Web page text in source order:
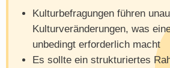
Kulturbefragungen führen
Kulturveränderungen, was
unbedingt erforderlich macht
Es sollte ein strukturiertes